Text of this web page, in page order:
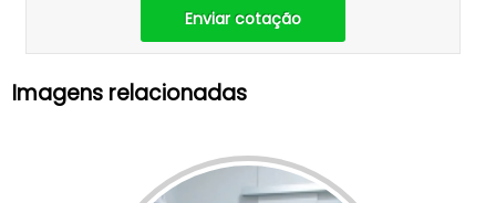
Enviar cotação
Imagens relacionadas